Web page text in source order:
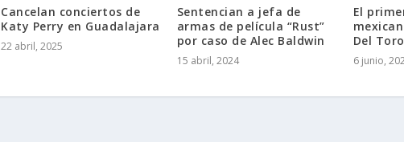
Cancelan conciertos de
Katy Perry en Guadalajara
22 abril, 2025
Sentencian a jefa de
armas de película “Rust”
por caso de Alec Baldwin
15 abril, 2024
El
Del Toro
6 junio,